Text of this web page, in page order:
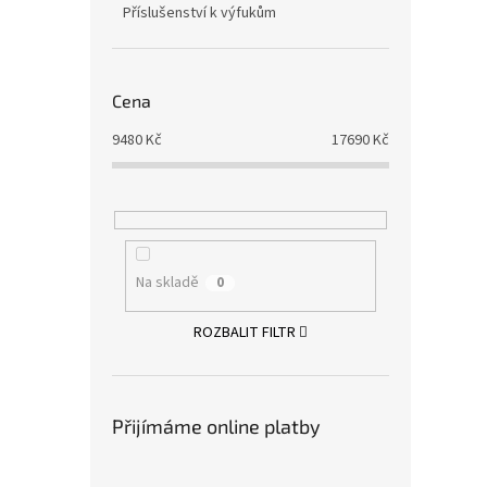
Příslušenství k výfukům
Cena
9480Kč 17690Kč
Na skladě 0
ROZBALIT FILTR
Přijímáme online platby